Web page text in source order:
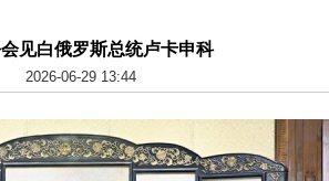
见白俄罗斯总统卢卡申科
2026-06-29 13:44